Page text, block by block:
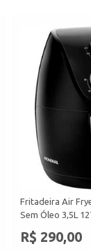
Fritadeira Air
Sem Óleo 3,5L
R$ 290,00